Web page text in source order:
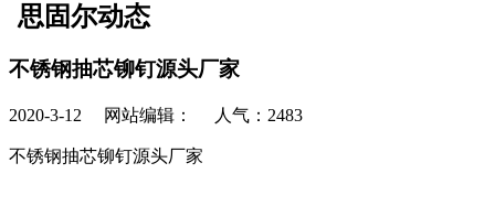
思固尔动态
不锈钢抽芯铆钉源头厂家
2020-3-12 网站编辑： 人气： 2483
不锈钢抽芯铆钉源头厂家